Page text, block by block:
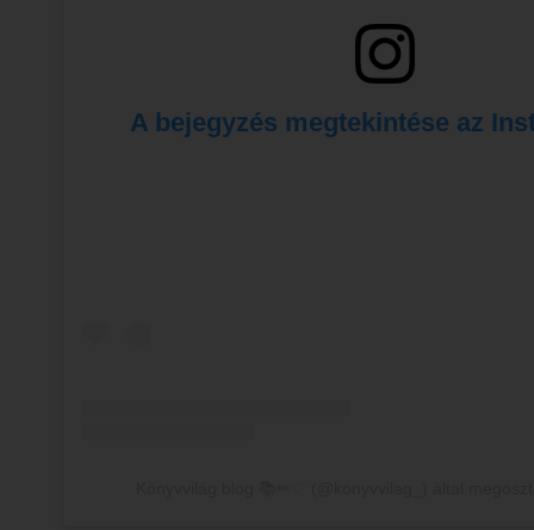
A bejegyzés megtekintése az